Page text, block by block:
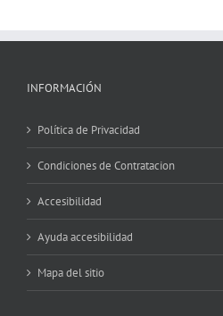
INFORMACIÓN
Política de Privacidad
Condiciones de Contratacion
Accesibilidad
Ayuda accesibilidad
Mapa del sitio